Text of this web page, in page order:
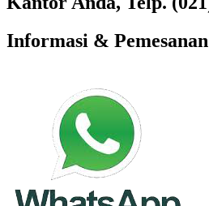
Informasi & Pemesanan